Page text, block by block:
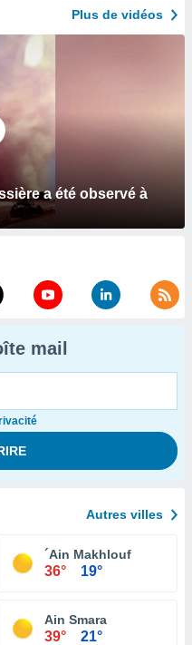
Plus de vidéos
a été observé à
mail
Autres villes
´Ain Makhlouf
36° 19°
Ain Smara
39° 21°